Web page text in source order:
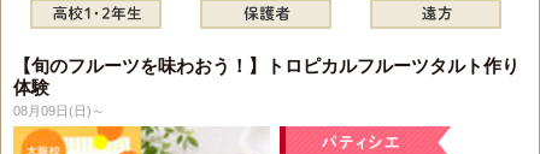
【旬のフルーツを味わおう！】トロピカルフルーツタルト作り
体験
08月09日(日)～